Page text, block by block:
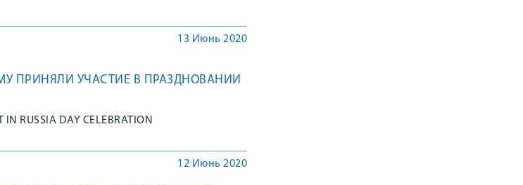
13 Июнь 2020
ПРИНЯЛИ УЧАСТИЕ В ПРАЗДНОВАНИИ
IN RUSSIA DAY CELEBRATION
12 Июнь 2020